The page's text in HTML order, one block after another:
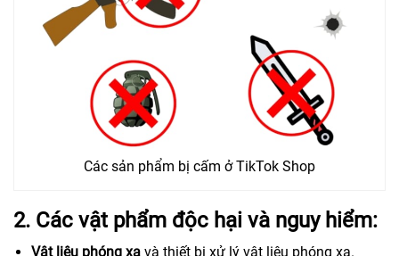
Các sản phẩm bị cấm ở TikTok Shop
2. Các vật phẩm độc hại và nguy hiểm:
Vật liệu phóng xạ và thiết bị xử lý vật liệu phóng xạ.